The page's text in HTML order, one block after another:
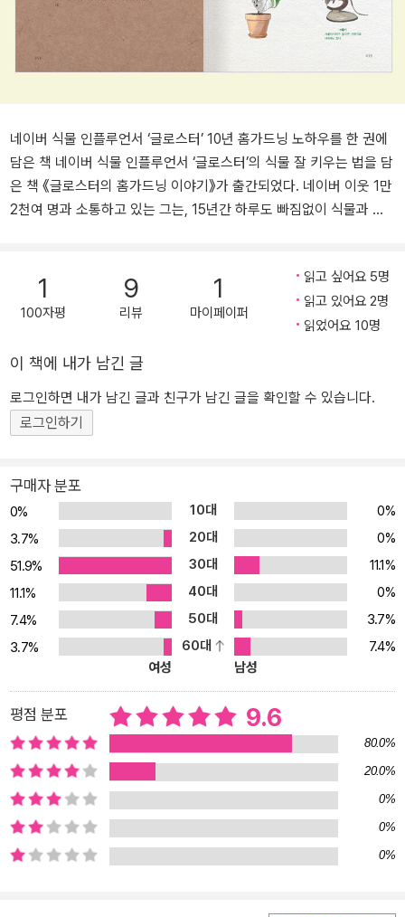
네이버 식물 인플루언서 ‘글로스터’ 10년 홈가드닝 노하우를 한 권에
담은 책 네이버 식물 인플루언서 ‘글로스터’의 식물 잘 키우는 법을 담
은 책 《글로스터의 홈가드닝 이야기》가 출간되었다. 네이버 이웃 1만
2천여 명과 소통하고 있는 그는, 15년간 하루도 빠짐없이 식물과 관
물 키우기의 기본 원리와 식물 번식법에 중점을 두었다. 식물의 품종
을 중심으로 키우는 법을 소개하는 기존에 식물실용서들과는 달리,
모든 식물에게 적용할 수 있는 기본 원리에 충실했다. 계절에 따른 식
요소다. 하지만 실제로 식물 키우는 데 적용하기에는 식물 키우는 환
경이 모두 다르다. 저자는 이 책에서 왜 습도가 중요한지, 물주기는 어
떤 기준으로 주어야 하는지 등 다양한 관점에서 환경과 상관없이 모
번식법에 대한 노하우에 많은 부분을 할애했다. 저자는 식물 번식에
특히 다양한 경험을 가지고 있다. 최근 식물 키우기만큼이나 식물 번
식에 관심이 늘어나고 있는 만큼, 오랜 시간 경험을 통해 터득한 번식
법을 품종별로 알려주고 있다. 몬스테라 알보, 알로카시아, 필로덴드
론, 칼라데아 등 많은 식물집사들에게 인기를 얻고 있는 품종을 중심
으로 꼼꼼하게 소개한다. 무엇보다 이 책은 200여 컷의 풍부한 일러
스트로 설명하고 있다. 식물 유튜브 채널인 ‘아피스토티비’를 운영하
는 유튜버 ‘아피스토’가 작업에 참여하여 꼼꼼하게 그렸다. 일러스트
레이터 역시 식물집사인 만큼 식물에 대한 애정과 높은 이해도를 바
탕으로, 밀도 높은 세밀화 기법을 통해 정확한 정보를 담아내는 데 주
력했다. 《글로스터의 홈가드닝 이야기》은 열대 관엽식물을 좋아하는
‘식물집사’들에게는 더없이 좋은 가이드다. 특히, 우리 환경에 맞는 열
대 관엽식물 키우는 노하우가 총망라되었다는 점에서 주목할 만하다.
1
100자평
9
리뷰
1
마이페이퍼
읽고 싶어요 5명
읽고 있어요 2명
읽었어요 10명
이 책에 내가 남긴 글
로그인하면 내가 남긴 글과 친구가 남긴 글을 확인할 수 있습니다.
로그인하기
구매자 분포
0% 10대
0%
3.7%
20대
0%
51.9%
30대
11.1%
11.1%
40대
0%
7.4%
50대
3.7%
3.7%
60대
7.4%
여성
남성
평점 분포 9.6
80.0%
20.0%
0%
0%
0%